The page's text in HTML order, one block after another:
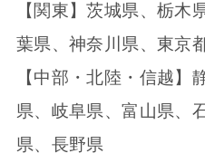
【関東】茨城県、栃木
葉県、神奈川県、東京
【中部・北陸・信越】
県、岐阜県、富山県、
県、長野県